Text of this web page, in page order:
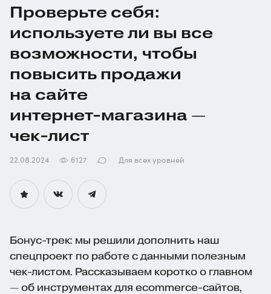
Проверьте себя:
используете ли вы все
возможности, чтобы
повысить продажи
на сайте
интернет-магазина —
чек-лист
22.08.2024 6127 Для всех уровней
Бонус-трек: мы решили дополнить наш
спецпроект по работе с данными полезным
чек-листом. Рассказываем коротко о главном
— об инструментах для ecommerce-сайтов,